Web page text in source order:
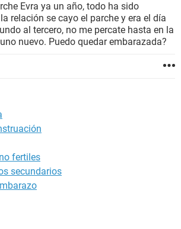
Evra ya un año, todo ha sido
relación se cayo el parche y era el día
al tercero, no me percate hasta en la
nuevo. Puedo quedar embarazada?
fertiles
secundarios